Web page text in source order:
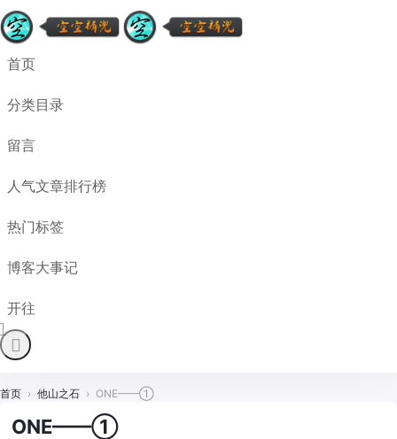
首页
分类目录
留言
人气文章排行榜
热门标签
博客大事记
开往
首页 › 他山之石 › ONE——①
ONE——①